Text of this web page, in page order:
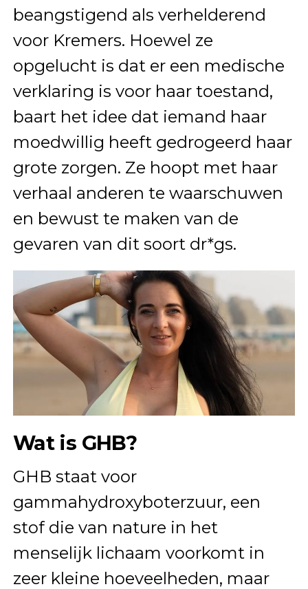
beangstigend als verhelderend
voor Kremers. Hoewel ze
opgelucht is dat er een medische
verklaring is voor haar toestand,
baart het idee dat iemand haar
moedwillig heeft gedrogeerd haar
grote zorgen. Ze hoopt met haar
verhaal anderen te waarschuwen
en bewust te maken van de
gevaren van dit soort dr*gs.
Wat is GHB?
GHB staat voor
gammahydroxyboterzuur, een
stof die van nature in het
menselijk lichaam voorkomt in
zeer kleine hoeveelheden, maar